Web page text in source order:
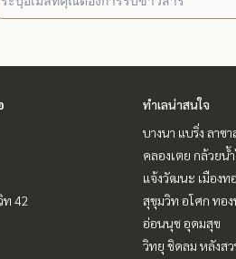
ท 42
ทำเลน่าสนใจ
บางนา แบริ่ง ลาซา
คลองเตย กล้วยน้
แจ้งวัฒนะ เมืองท
สุขุมวิท อโศก ทอ
อ่อนนุช อุดมสุข
วิทยุ ชิดลม หลังส